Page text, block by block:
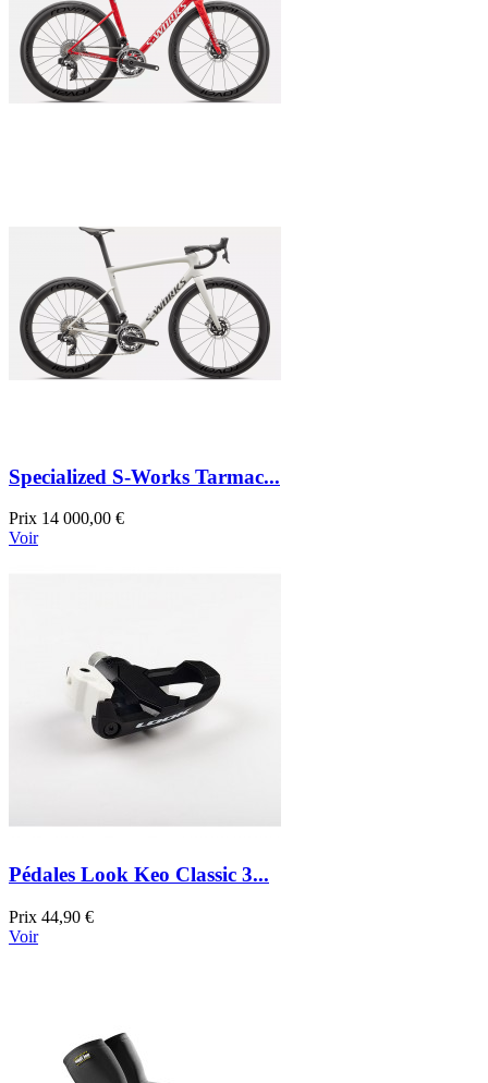
Specialized S-Works Tarmac...
Prix 14 000,00 €
Voir
Pédales Look Keo Classic 3...
Prix 44,90 €
Voir